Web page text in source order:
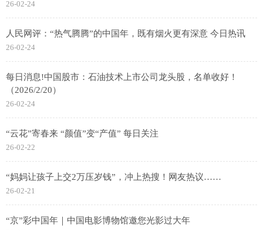
26-02-24
人民网评：“热气腾腾”的中国年，既有烟火更有深意 今日热讯
26-02-24
每日消息!中国股市：石油技术上市公司龙头股，名单收好！
（2026/2/20）
26-02-24
“云花”寄春来 “颜值”变“产值” 每日关注
26-02-22
“妈妈让孩子上交2万压岁钱”，冲上热搜！网友热议……
26-02-21
“京”彩中国年｜中国电影博物馆邀您光影过大年